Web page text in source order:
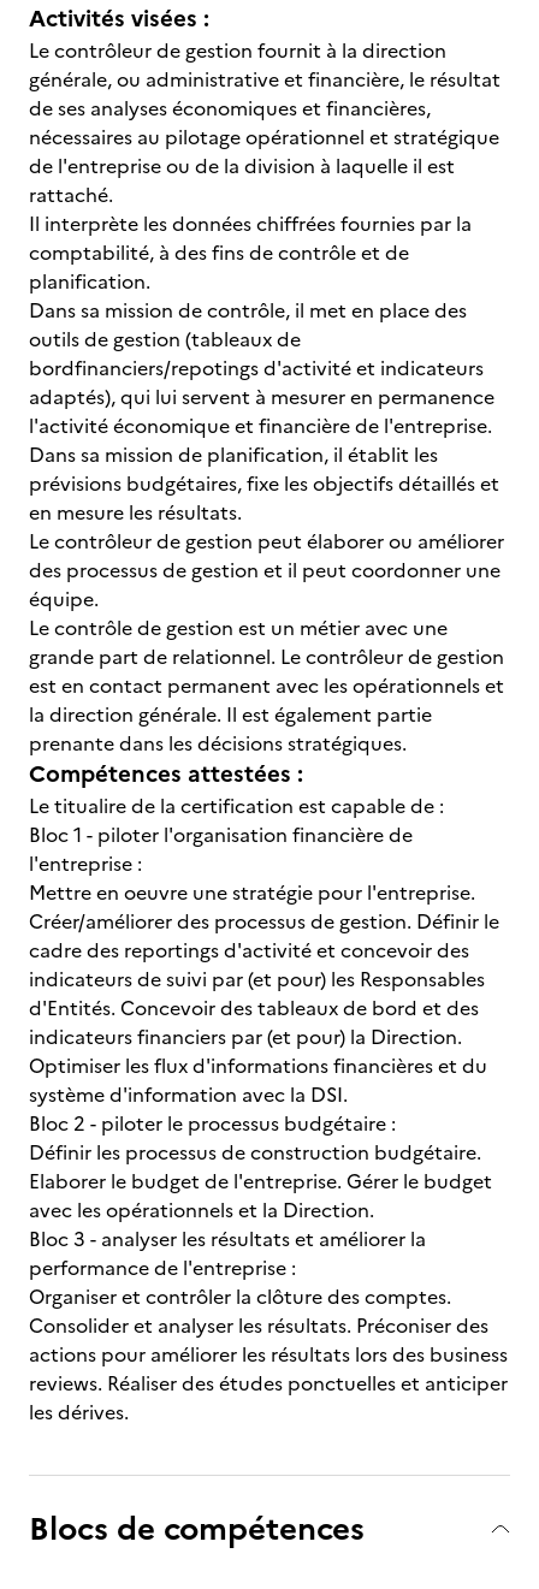
Activités visées :
Le contrôleur de gestion fournit à la direction
générale, ou administrative et financière, le résultat
de ses analyses économiques et financières,
nécessaires au pilotage opérationnel et stratégique
de l'entreprise ou de la division à laquelle il est
rattaché.
Il interprète les données chiffrées fournies par la
comptabilité, à des fins de contrôle et de
planification.
Dans sa mission de contrôle, il met en place des
outils de gestion (tableaux de
bordfinanciers/repotings d'activité et indicateurs
adaptés), qui lui servent à mesurer en permanence
l'activité économique et financière de l'entreprise.
Dans sa mission de planification, il établit les
prévisions budgétaires, fixe les objectifs détaillés et
en mesure les résultats.
Le contrôleur de gestion peut élaborer ou améliorer
des processus de gestion et il peut coordonner une
équipe.
Le contrôle de gestion est un métier avec une
grande part de relationnel. Le contrôleur de gestion
est en contact permanent avec les opérationnels et
la direction générale. Il est également partie
prenante dans les décisions stratégiques.
Compétences attestées :
Le titualire de la certification est capable de :
Bloc 1 - piloter l'organisation financière de
l'entreprise :
Mettre en oeuvre une stratégie pour l'entreprise.
Créer/améliorer des processus de gestion. Définir le
cadre des reportings d'activité et concevoir des
indicateurs de suivi par (et pour) les Responsables
d'Entités. Concevoir des tableaux de bord et des
indicateurs financiers par (et pour) la Direction.
Optimiser les flux d'informations financières et du
système d'information avec la DSI.
Bloc 2 - piloter le processus budgétaire :
Définir les processus de construction budgétaire.
Elaborer le budget de l'entreprise. Gérer le budget
avec les opérationnels et la Direction.
Bloc 3 - analyser les résultats et améliorer la
performance de l'entreprise :
Organiser et contrôler la clôture des comptes.
Consolider et analyser les résultats. Préconiser des
actions pour améliorer les résultats lors des business
reviews. Réaliser des études ponctuelles et anticiper
les dérives.
Blocs de compétences